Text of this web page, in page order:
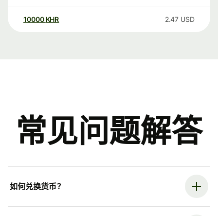
10000 KHR 2.47 USD
常见问题解答
如何兑换货币？